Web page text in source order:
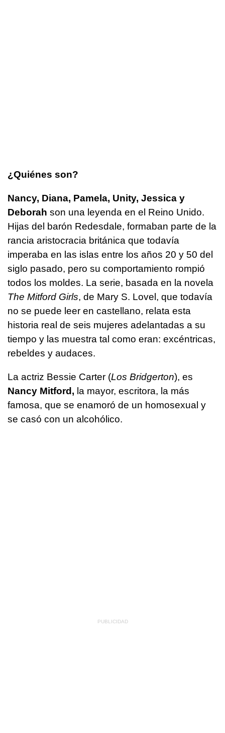
¿Quiénes son?
Nancy, Diana, Pamela, Unity, Jessica y
Deborah son una leyenda en el Reino Unido.
Hijas del barón Redesdale, formaban parte de la
rancia aristocracia británica que todavía
imperaba en las islas entre los años 20 y 50 del
siglo pasado, pero su comportamiento rompió
todos los moldes. La serie, basada en la novela
The Mitford Girls, de Mary S. Lovel, que todavía
no se puede leer en castellano, relata esta
historia real de seis mujeres adelantadas a su
tiempo y las muestra tal como eran: excéntricas,
rebeldes y audaces.
La actriz Bessie Carter (Los Bridgerton), es
Nancy Mitford, la mayor, escritora, la más
famosa, que se enamoró de un homosexual y
se casó con un alcohólico.